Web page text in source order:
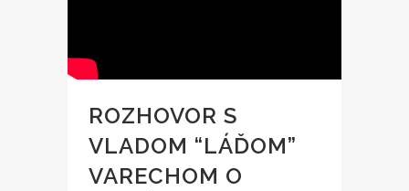
ROZHOVOR S
VLADOM “LÁĎOM”
VARECHOM O